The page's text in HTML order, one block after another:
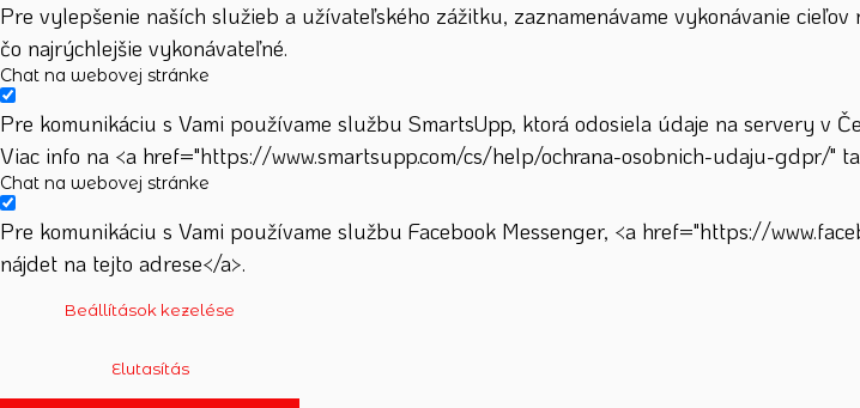
Pre vylepšenie naších služieb a užívateľského zážitku, zaznamenávame vykonávanie
čo najrýchlejšie vykonávateľné.
Chat na webovej stránke
Pre komunikáciu s Vami používame službu SmartsUpp, ktorá odosiela údaje na servery v
Viac info na <a href="https://www.smartsupp.com/cs/help/ochrana-osobnich-udaju-gdpr/"
Chat na webovej stránke
Pre komunikáciu s Vami používame službu Facebook Messenger, <a href="https://
nájdet na tejto adrese</a>.
Beállítások kezelése
Elutasítás